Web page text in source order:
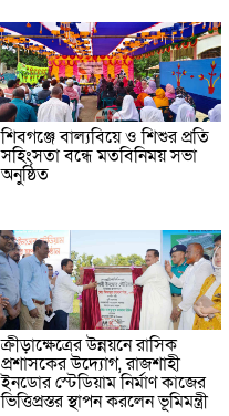
শিবগঞ্জে বাল্যবিয়ে ও শিশুর প্রতি
সহিংসতা বন্ধে মতবিনিময় সভা
অনুষ্ঠিত
ক্রীড়াক্ষেত্রের উন্নয়নে রাসিক
প্রশাসকের উদ্যোগ, রাজশাহী
ইনডোর স্টেডিয়াম নির্মাণ কাজের
ভিত্তিপ্রস্তর স্থাপন করলেন ভূমিমন্ত্রী